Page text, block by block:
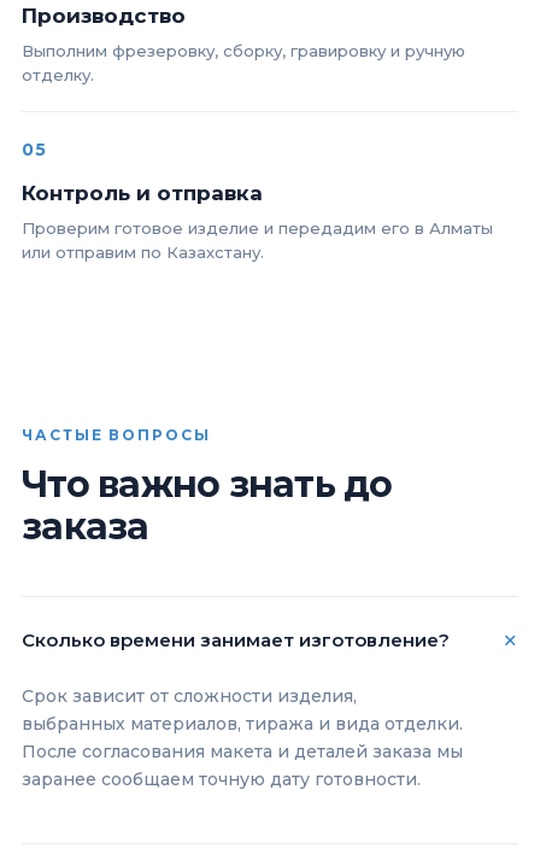
Производство
Выполним фрезеровку, сборку, гравировку и ручную
отделку.
05
Контроль и отправка
Проверим готовое изделие и передадим его в Алматы
или отправим по Казахстану.
ЧАСТЫЕ ВОПРОСЫ
Что важно знать до
заказа
Сколько времени занимает изготовление?
Срок зависит от сложности изделия,
выбранных материалов, тиража и вида отделки.
После согласования макета и деталей заказа мы
заранее сообщаем точную дату готовности.